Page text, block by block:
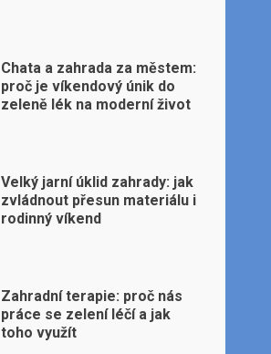
Chata a zahrada za městem:
proč je víkendový únik do
zeleně lék na moderní život
Velký jarní úklid zahrady: jak
zvládnout přesun materiálu i
rodinný víkend
Zahradní terapie: proč nás
práce se zelení léčí a jak
toho využít